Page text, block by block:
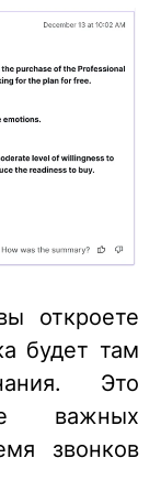
откроете
будет там
Это
важных
звонков